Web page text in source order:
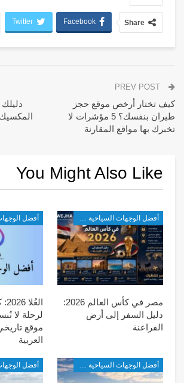
Share
Facebook
Twitter
كيف تختار أرخص موقع حجز
طيران بنفسك؟ 5 مؤشرات لا
تخبرك بها مواقع المقارنة
You Might Also Like
أفضل الوجهات السياحية في أفريقيا
مصر في كأس العالم 2026:
دليل السفر إلى أرض
الفراعنة
لرحلة لا
موقع
العربية
أفضل الوجهات السياحية في أفريقيا